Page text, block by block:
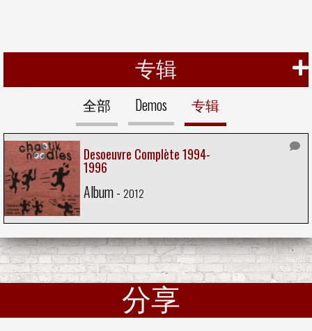
专辑
全部 Demos 专辑
Desoeuvre Complète 1994-
1996
Album - 2012
分享